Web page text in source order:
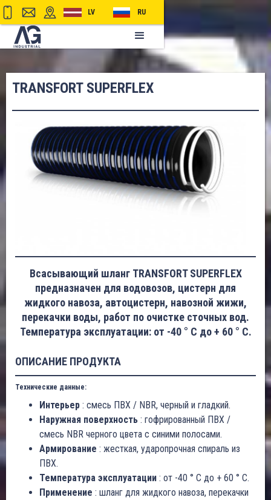
LV RU
TRANSFORT SUPERFLEX
Всасывающий шланг TRANSFORT SUPERFLEX
предназначен для водовозов, цистерн для
жидкого навоза, автоцистерн, навозной жижи,
перекачки воды, работ по очистке сточных вод.
Температура эксплуатации: от -40 ° C до + 60 ° C.
ОПИСАНИЕ ПРОДУКТА
Технические данные:
Интерьер : смесь ПВХ / NBR, черный и гладкий.
Наружная поверхность : гофрированный ПВХ /
смесь NBR черного цвета с синими полосами.
Армирование : жесткая, ударопрочная спираль из
ПВХ.
Температура эксплуатации : от -40 ° C до + 60 ° C.
Применение : шланг для жидкого навоза, перекачки